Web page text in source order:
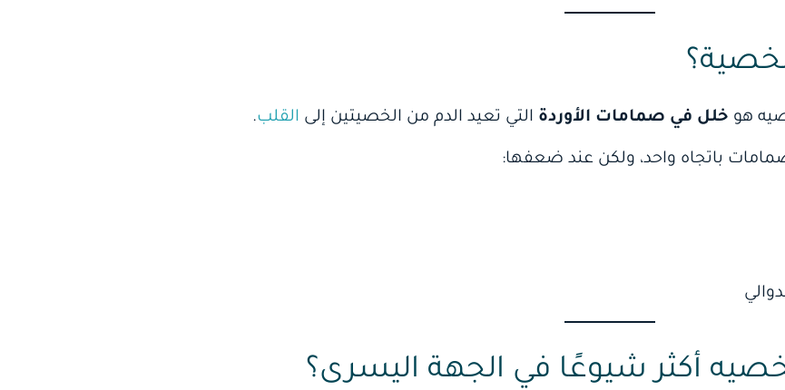
هو خلل في صمامات الأوردة التي تعيد الدم من الخصيتين إلى القلب.
باتجاه واحد، ولكن عند ضعفها:
أكثر شيوعًا في الجهة اليسرى؟